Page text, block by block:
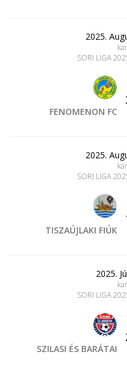
2025.
SORI LIGA
FENOMENON FC
2025.
SORI LIGA
TISZAÚJLAKI FIÚK
2025.
SORI LIGA
SZILASI ÉS BARÁTAI